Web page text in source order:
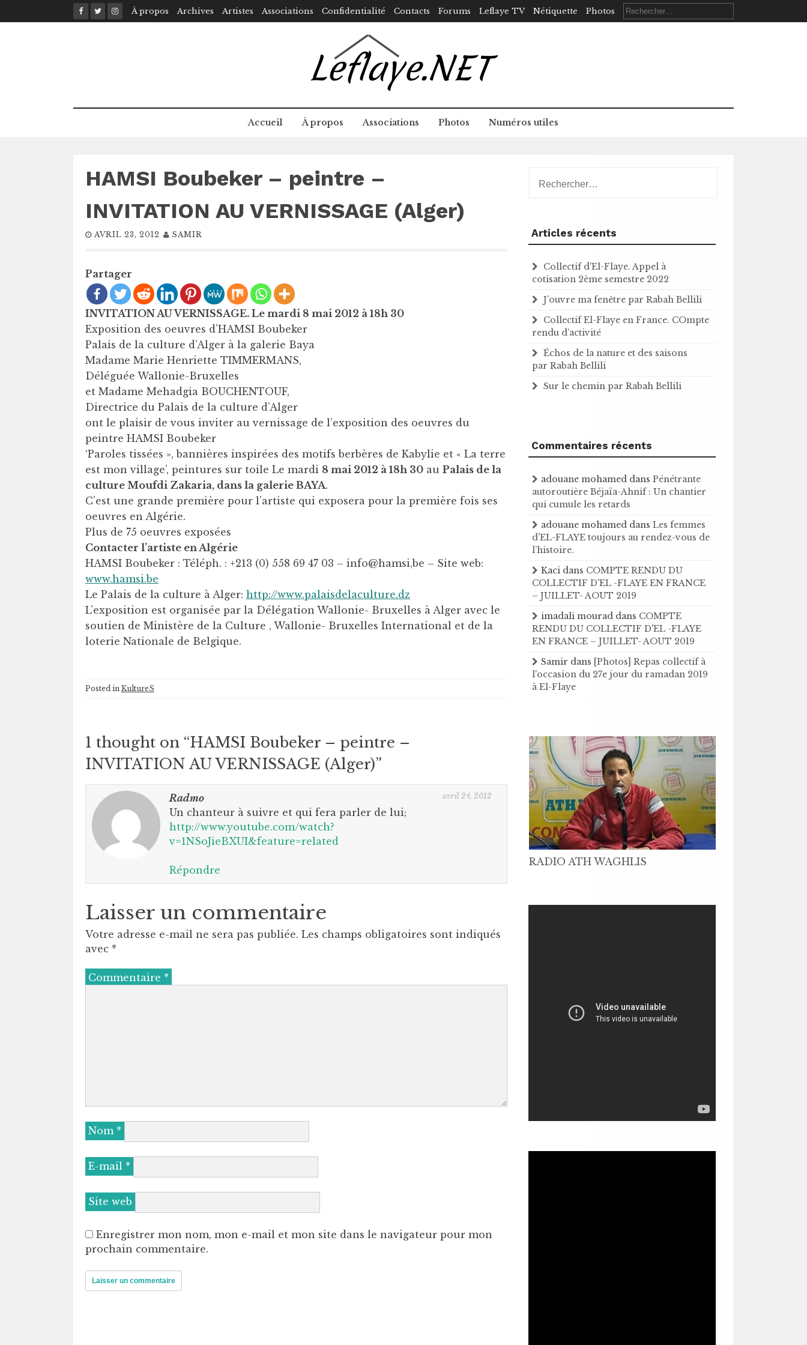
to
À propos Archives Artistes Associations Confidentialité Contacts Forums Leflaye TV Nétiquette Photos Rechercher :
Accueil À propos Associations Photos Numéros utiles
HAMSI Boubeker – peintre –
INVITATION AU VERNISSAGE (Alger)
AVRIL 23, 2012 SAMIR
Partager
INVITATION AU VERNISSAGE. Le mardi 8 mai 2012 à 18h 30
Exposition des oeuvres d’HAMSI Boubeker
Palais de la culture d’Alger à la galerie Baya
Madame Marie Henriette TIMMERMANS,
Déléguée Wallonie-Bruxelles
et Madame Mehadgia BOUCHENTOUF,
Directrice du Palais de la culture d’Alger
ont le plaisir de vous inviter au vernissage de l’exposition des oeuvres du
peintre HAMSI Boubeker
‘Paroles tissées », bannières inspirées des motifs berbères de Kabylie et « La terre
est mon village’, peintures sur toile Le mardi 8 mai 2012 à 18h 30 au Palais de la
culture Moufdi Zakaria, dans la galerie BAYA.
C’est une grande première pour l’artiste qui exposera pour la première fois ses
oeuvres en Algérie.
Plus de 75 oeuvres exposées
Contacter l’artiste en Algérie
HAMSI Boubeker : Téléph. : +213 (0) 558 69 47 03 – info@hamsi,be – Site web:
www.hamsi.be
Le Palais de la culture à Alger: http://www.palaisdelaculture.dz
L’exposition est organisée par la Délégation Wallonie- Bruxelles à Alger avec le
soutien de Ministère de la Culture , Wallonie- Bruxelles International et de la
loterie Nationale de Belgique.
Posted in KultureS
1 thought on “HAMSI Boubeker – peintre –
INVITATION AU VERNISSAGE (Alger)”
Radmo avril 24, 2012
Un chanteur à suivre et qui fera parler de lui;
http://www.youtube.com/watch?
v=1NSoJieBXUI&feature=related
Répondre
Laisser un commentaire
Votre adresse e-mail ne sera pas publiée. Les champs obligatoires sont indiqués
avec *
Commentaire *
Nom *
E-mail *
Site web
Enregistrer mon nom, mon e-mail et mon site dans le navigateur pour mon
prochain commentaire.
Articles récents
Collectif d’El-Flaye. Appel à
cotisation 2ème semestre 2022
J’ouvre ma fenêtre par Rabah Bellili
Collectif El-Flaye en France. COmpte
rendu d’activité
Échos de la nature et des saisons
par Rabah Bellili
Sur le chemin par Rabah Bellili
Commentaires récents
adouane mohamed dansPénétrante
autoroutière Béjaïa-Ahnif : Un chantier
qui cumule les retards
adouane mohamed dansLes femmes
d’EL-FLAYE toujours au rendez-vous de
l’histoire .
Kaci dans COMPTE RENDU DU
COLLECTIF D'EL -FLAYE EN FRANCE
– JUILLET- AOUT 2019
imadali mourad dans COMPTE
RENDU DU COLLECTIF D'EL -FLAYE
EN FRANCE – JUILLET- AOUT 2019
Samir dans [Photos] Repas collectif à
l'occasion du 27e jour du ramadan 2019
à El-Flaye
RADIO ATH WAGHLIS